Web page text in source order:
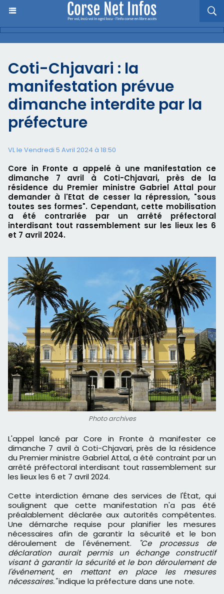
Coti-Chjavari : la
manifestation prévue
dimanche interdite par la
préfecture
VL le Vendredi 5 Avril 2024 à 18:50
Core in Fronte a appelé à une manifestation ce
dimanche 7 avril à Coti-Chjavari, près de la
résidence du Premier ministre Gabriel Attal pour
demander à l'Etat de cesser la répression, "sous
toutes ses formes". Cependant, cette mobilisation
a été contrariée par un arrêté préfectoral
interdisant tout rassemblement sur les lieux les 6
et 7 avril 2024.
Photo archives
L'appel lancé par Core in Fronte à manifester ce
dimanche 7 avril à Coti-Chjavari, près de la résidence
du Premier ministre Gabriel Attal, a été contraint par un
arrêté préfectoral interdisant tout rassemblement sur
les lieux les 6 et 7 avril 2024.
Cette interdiction émane des services de l'État, qui
soulignent que cette manifestation n'a pas été
préalablement déclarée aux autorités compétentes.
Une démarche requise pour planifier les mesures
nécessaires afin de garantir la sécurité et le bon
déroulement de l'événement.
"Ce processus de
déclaration aurait permis un échange constructif
visant à garantir la sécurité et le bon déroulement de
l'événement, en mettant en place les mesures
nécessaires."indique la préfecture dans une note.